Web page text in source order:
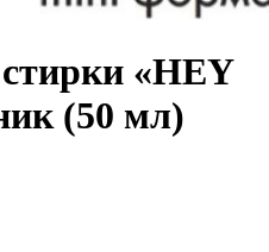
«HEY
(50 мл)